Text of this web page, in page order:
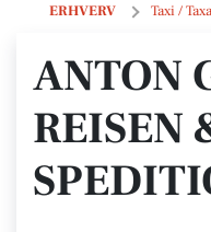
ERHVERV Taxi /
ANTON GRAF
ANTON
REISEN